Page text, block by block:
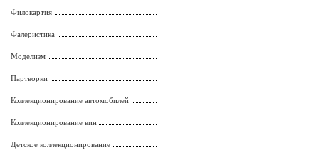
Филокартия
Фалеристика
Моделизм
Партворки
Коллекционирование автомобилей
Коллекционирование вин
Детское коллекционирование